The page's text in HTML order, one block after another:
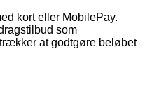
kort eller MobilePay.
som
at godtgøre beløbet